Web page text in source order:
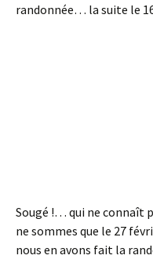
randonnée… la suite le
Sougé !… qui ne connaît
ne sommes que le 27
nous en avons fait la